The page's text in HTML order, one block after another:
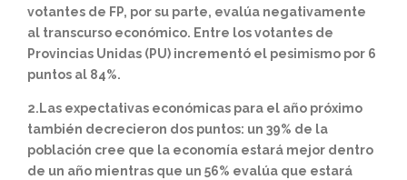
votantes de FP, por su parte, evalúa negativamente
al transcurso económico. Entre los votantes de
Provincias Unidas (PU) incrementó el pesimismo por 6
puntos al 84%.
2.Las expectativas económicas para el año próximo
también decrecieron dos puntos: un 39% de la
población cree que la economía estará mejor dentro
de un año mientras que un 56% evalúa que estará